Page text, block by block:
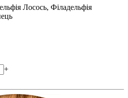
Лосось, Філадельфія
+